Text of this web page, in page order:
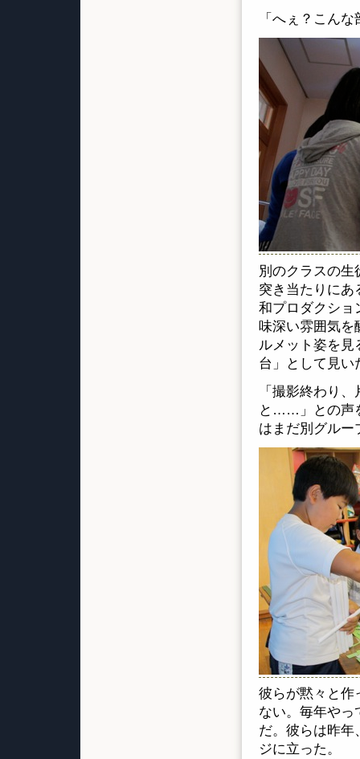
「へぇ？こん
別のクラスの
突き当たりにあ
和プロダクショ
味深い雰囲気を
ルメット姿を
台」として見い
「撮影終わり
と……」との声
はまだ別グルー
彼らが黙々と作
ない。毎年やっ
だ。彼らは昨年
ジに立った。